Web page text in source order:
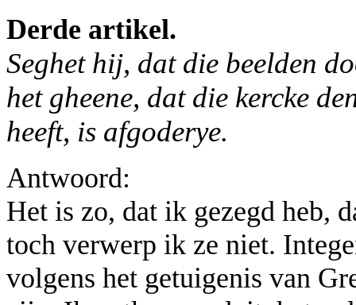
Derde artikel.
Seghet hij, dat die beelden
het gheene, dat die kercke
heeft, is afgoderye.
Antwoord:
Het is zo, dat ik gezegd heb,
toch verwerp ik ze niet.
volgens het getuigenis van